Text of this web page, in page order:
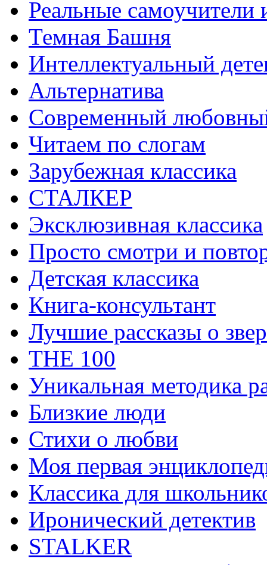
Реальные самоучители
Темная Башня
Интеллектуальный
Альтернатива
Современный
Читаем по слогам
Зарубежная классика
СТАЛКЕР
Эксклюзивная классика
Просто смотри и
Детская классика
Книга-консультант
Лучшие рассказы о
THE 100
Уникальная методика
Близкие люди
Стихи о любви
Моя первая
Классика для
Иронический детектив
STALKER